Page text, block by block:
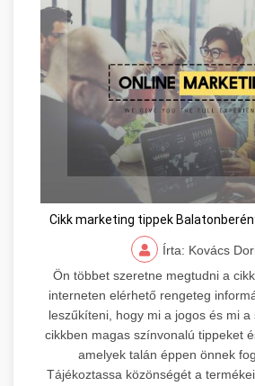
Cikk marketing tippek
Írta: Kovács
Ön többet szeretne megtudni a
interneten elérhető rengeteg
leszűkíteni, hogy mi a jogos és mi
cikkben magas színvonalú tippeket
amelyek talán éppen önnek
Tájékoztassa közönségét a